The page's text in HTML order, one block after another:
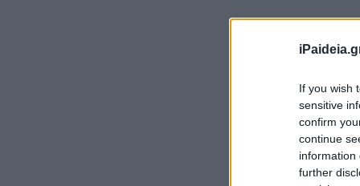
If you wish
sensitive
confirm
continue
information
further